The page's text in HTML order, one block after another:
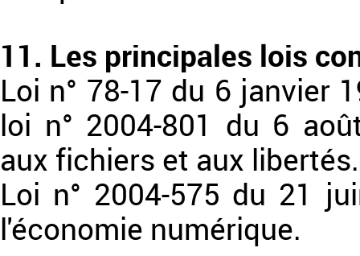
11. Les principales lois
Loi n° 78-17 du 6 janvier
loi n° 2004-801 du 6
aux fichiers et aux libertés.
Loi n° 2004-575 du 21
l'économie numérique.